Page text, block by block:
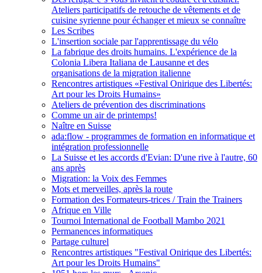
Ateliers participatifs de retouche de vêtements et de
cuisine syrienne pour échanger et mieux se connaître
Les Scribes
L'insertion sociale par l'apprentissage du vélo
La fabrique des droits humains. L'expérience de la
Colonia Libera Italiana de Lausanne et des
organisations de la migration italienne
Rencontres artistiques «Festival Onirique des Libertés:
Art pour les Droits Humains»
Ateliers de prévention des discriminations
Comme un air de printemps!
Naître en Suisse
ada:flow - programmes de formation en informatique et
intégration professionnelle
La Suisse et les accords d'Evian: D'une rive à l'autre, 60
ans après
Migration: la Voix des Femmes
Mots et merveilles, après la route
Formation des Formateurs-trices / Train the Trainers
Afrique en Ville
Tournoi International de Football Mambo 2021
Permanences informatiques
Partage culturel
Rencontres artistiques "Festival Onirique des Libertés:
Art pour les Droits Humains"